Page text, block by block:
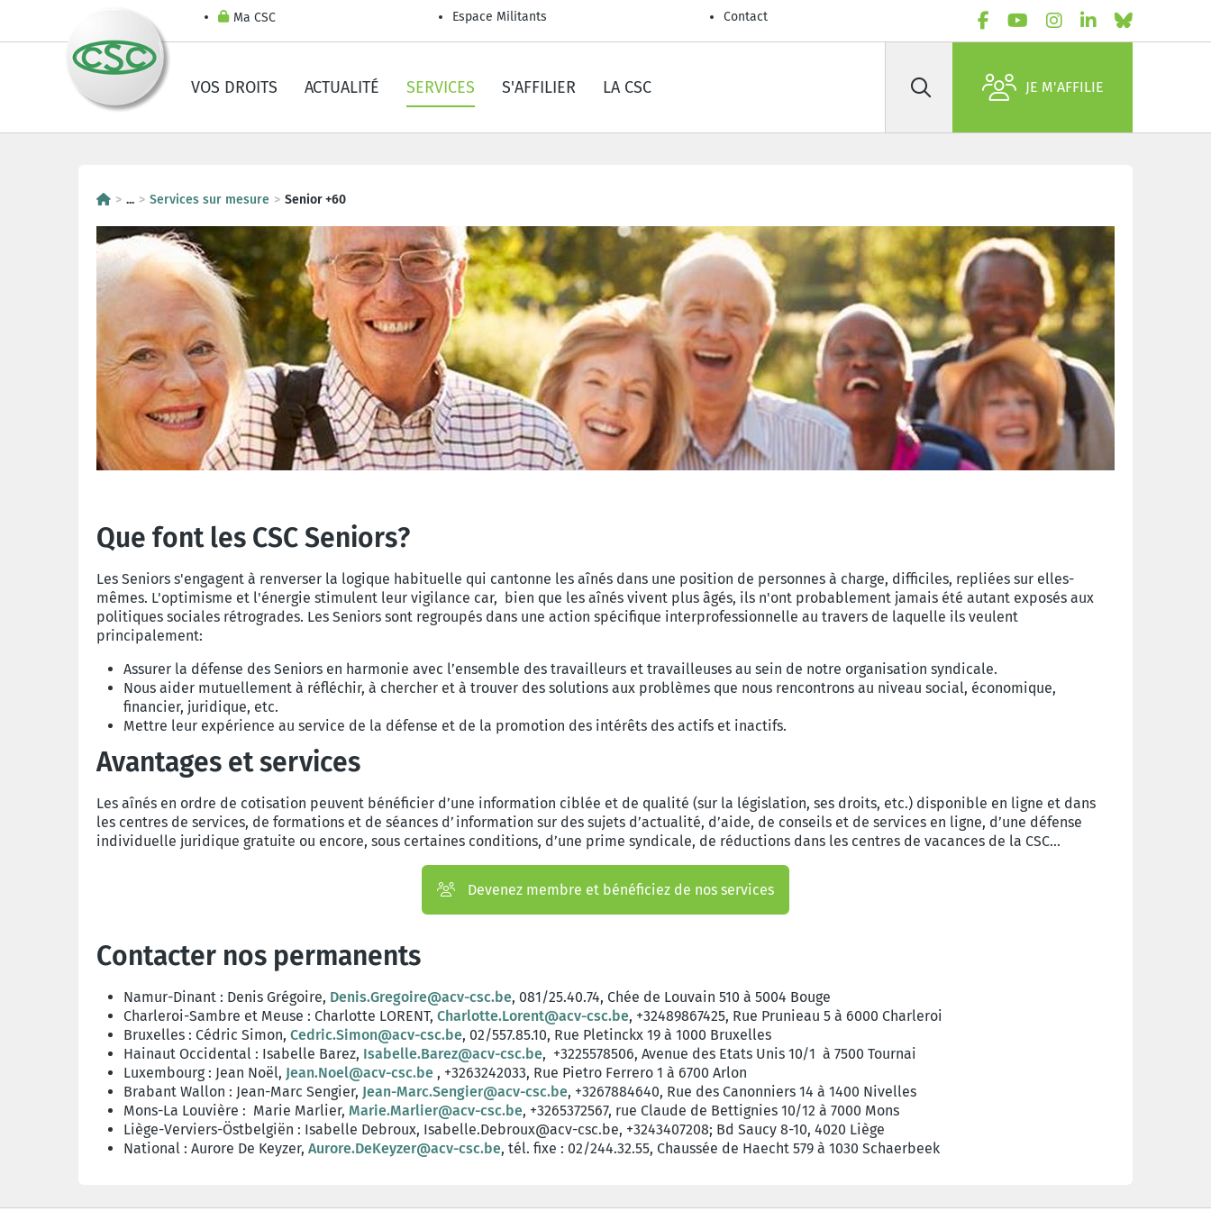
Ma CSC Espace Militants Contact
VOS DROITS ACTUALITÉ SERVICES S'AFFILIER LA CSC Rechercher JE M'AFFILIE
... Services sur mesure Senior +60
Que font les CSC Seniors?
Les Seniors s'engagent à renverser la logique habituelle qui cantonne les aînés dans une position de personnes à charge, difficiles, repliées sur elles-
mêmes. L'optimisme et l'énergie stimulent leur vigilance car, bien que les aînés vivent plus âgés, ils n'ont probablement jamais été autant exposés aux
politiques sociales rétrogrades. Les Seniors sont regroupés dans une action spécifique interprofessionnelle au travers de laquelle ils veulent
principalement:
Assurer la défense des Seniors en harmonie avec l’ensemble des travailleurs et travailleuses au sein de notre organisation syndicale.
Nous aider mutuellement à réfléchir, à chercher et à trouver des solutions aux problèmes que nous rencontrons au niveau social, économique,
financier, juridique, etc.
Mettre leur expérience au service de la défense et de la promotion des intérêts des actifs et inactifs.
Avantages et services
Les aînés en ordre de cotisation peuvent bénéficier d’une information ciblée et de qualité (sur la législation, ses droits, etc.) disponible en ligne et dans
les centres de services, de formations et de séances d’information sur des sujets d’actualité, d’aide, de conseils et de services en ligne, d’une défense
individuelle juridique gratuite ou encore, sous certaines conditions, d’une prime syndicale, de réductions dans les centres de vacances de la CSC…
Devenez membre et bénéficiez de nos services
Contacter nos permanents
Namur-Dinant : Denis Grégoire, Denis.Gregoire@acv-csc.be, 081/25.40.74, Chée de Louvain 510 à 5004 Bouge
Charleroi-Sambre et Meuse : Charlotte LORENT, Charlotte.Lorent@acv-csc.be, +32489867425, Rue Prunieau 5 à 6000 Charleroi
Bruxelles : Cédric Simon, Cedric.Simon@acv-csc.be, 02/557.85.10, Rue Pletinckx 19 à 1000 Bruxelles
Hainaut Occidental : Isabelle Barez, Isabelle.Barez@acv-csc.be, +3225578506, Avenue des Etats Unis 10/1 à 7500 Tournai
Luxembourg : Jean Noël, Jean.Noel@acv-csc.be , +3263242033, Rue Pietro Ferrero 1 à 6700 Arlon
Brabant Wallon : Jean-Marc Sengier, Jean-Marc.Sengier@acv-csc.be, +3267884640, Rue des Canonniers 14 à 1400 Nivelles
Mons-La Louvière : Marie Marlier, Marie.Marlier@acv-csc.be, +3265372567, rue Claude de Bettignies 10/12 à 7000 Mons
Liège-Verviers-Östbelgiën : Isabelle Debroux, Isabelle.Debroux@acv-csc.be, +3243407208; Bd Saucy 8-10, 4020 Liège
National : Aurore De Keyzer, Aurore.DeKeyzer@acv-csc.be, tél. fixe : 02/244.32.55, Chaussée de Haecht 579 à 1030 Schaerbeek